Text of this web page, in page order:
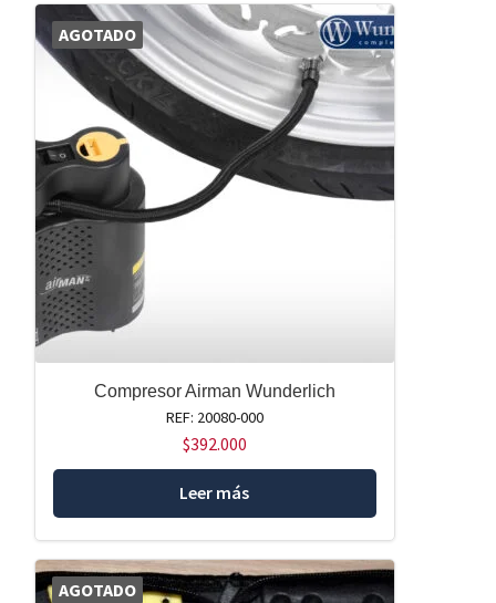
AGOTADO
Compresor Airman Wunderlich
REF: 20080-000
$392.000
Leer más
AGOTADO